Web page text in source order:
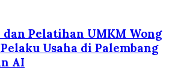
Pelatihan UMKM Wong
Usaha di Palembang
AI